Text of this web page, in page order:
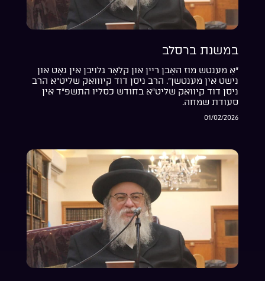
במשנת ברסלב
“אַ מענטש מוז האָבן ריין און קלאָר גלויבן אין גאָט און
נישט אין מענטשן”. הרב ניסן דוד קיווואק שליט”א הרב
ניסן דוד קיוואק שליט”א בחודש כסליו התשפ”ד אין
סעודת שמחה.
01/02/2026